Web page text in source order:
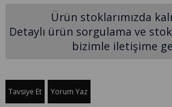
Ürün stoklarımızda
Detaylı ürün sorgulama ve
bizimle iletişime
Tavsiye Et Yorum Yaz